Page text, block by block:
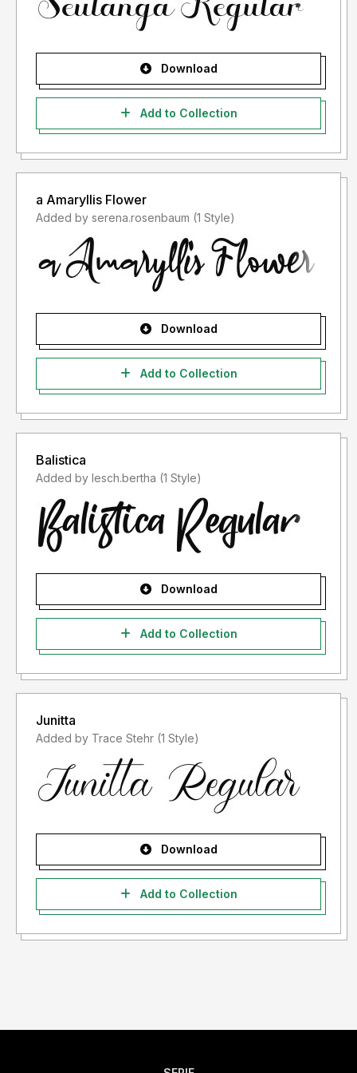
- Lisensi font setelah penggunaan silahkan gunakan sesuai
terms & condition yang berlaku setelah anda membeli
Informasi tentang Lisensi apa yang akan anda perlukan,
silahkan menghubungi kami di :
glorytypestudio@gmail.com
Terima kasih.
Download
Add to Collection
a Amaryllis Flower
Added by serena.rosenbaum (1 Style)
Download
Add to Collection
Balistica
Added by lesch.bertha (1 Style)
Download
Add to Collection
Junitta
Added by Trace Stehr (1 Style)
Download
Add to Collection